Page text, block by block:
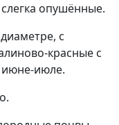
опушённые.
с
красные с
июне-июле.